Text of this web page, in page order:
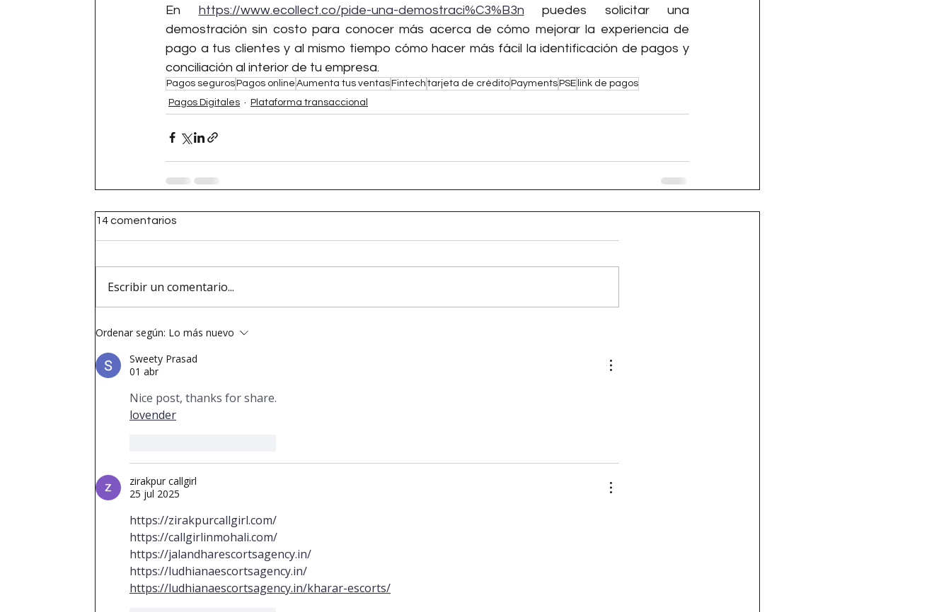
En https://www.ecollect.co/pide-una-demostraci%C3%B3n puedes solicitar una
demostración sin costo para conocer más acerca de cómo mejorar la experiencia de
pago a tus clientes y al mismo tiempo cómo hacer más fácil la identificación de pagos y
conciliación al interior de tu empresa.
Pagos segurosPagos online Aumenta tus ventasFintech tarjeta de créditoPaymentsPSE link de pagos
Pagos Digitales
Plataforma transaccional
14 comentarios
Escribir un comentario...
Ordenar según: Lo más nuevo
Sweety Prasad
01 abr
Nice post, thanks for share.
lovender
zirakpur callgirl
25 jul 2025
https://zirakpurcallgirl.com/
https://callgirlinmohali.com/
https://jalandharescortsagency.in/
https://ludhianaescortsagency.in/
https://ludhianaescortsagency.in/kharar-escorts/